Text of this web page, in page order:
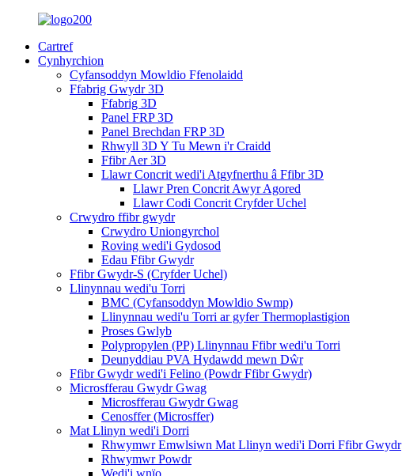
Cartref
Cynhyrchion
Cyfansoddyn Mowldio Ffenolaidd
Ffabrig Gwydr 3D
Ffabrig 3D
Panel FRP 3D
Panel Brechdan FRP 3D
Rhwyll 3D Y Tu Mewn i'r Craidd
Ffibr Aer 3D
Llawr Concrit wedi'i Atgyfnerthu â Ffibr 3D
Llawr Pren Concrit Awyr Agored
Llawr Codi Concrit Cryfder Uchel
Crwydro ffibr gwydr
Crwydro Uniongyrchol
Roving wedi'i Gydosod
Edau Ffibr Gwydr
Ffibr Gwydr-S (Cryfder Uchel)
Llinynnau wedi'u Torri
BMC (Cyfansoddyn Mowldio Swmp)
Llinynnau wedi'u Torri ar gyfer Thermoplastigion
Proses Gwlyb
Polypropylen (PP) Llinynnau Ffibr wedi'u Torri
Deunyddiau PVA Hydawdd mewn Dŵr
Ffibr Gwydr wedi'i Felino (Powdr Ffibr Gwydr)
Microsfferau Gwydr Gwag
Microsfferau Gwydr Gwag
Cenosffer (Microsffer)
Mat Llinyn wedi'i Dorri
Rhwymwr Emwlsiwn Mat Llinyn wedi'i Dorri Ffibr Gwydr
Rhwymwr Powdr
Wedi'i wnïo